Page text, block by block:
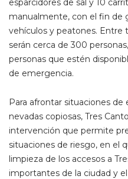
esparcidores de sal y 10
manualmente, con el fin de
vehículos y peatones. Entre
serán cerca de 300
personas que estén
de emergencia.
Para afrontar situaciones
nevadas copiosas, Tres
intervención que permite
situaciones de riesgo, en el
limpieza de los accesos a
importantes de la ciudad y